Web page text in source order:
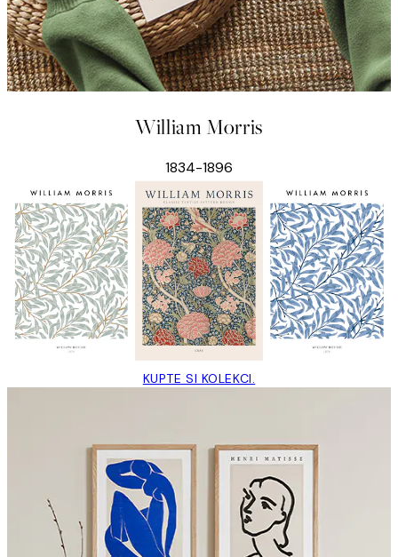
William Morris
1834-1896
KUPTE SI KOLEKCI.